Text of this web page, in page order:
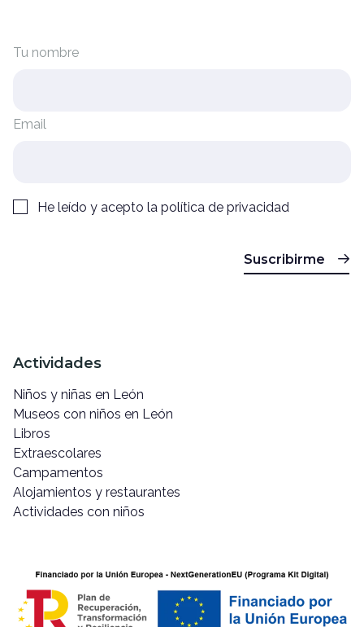
Tu nombre
Email
He leído y acepto la política de privacidad
Suscribirme
Actividades
Niños y niñas en León
Museos con niños en León
Libros
Extraescolares
Campamentos
Alojamientos y restaurantes
Actividades con niños